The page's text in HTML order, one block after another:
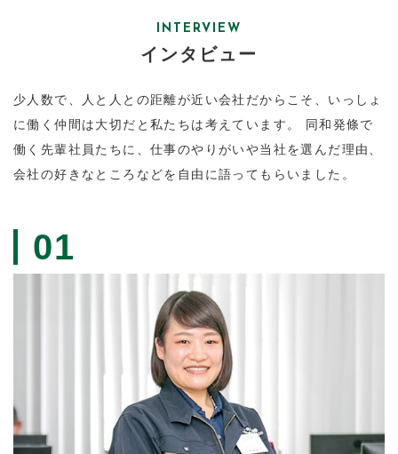
INTERVIEW
インタビュー
少人数で、人と人との距離が近い会社だからこそ、いっしょ
に働く仲間は大切だと私たちは考えています。 同和発條で
働く先輩社員たちに、仕事のやりがいや当社を選んだ理由、
会社の好きなところなどを自由に語ってもらいました。
01